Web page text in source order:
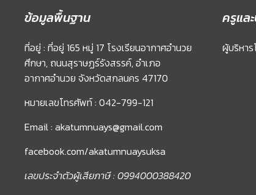
ข้อมูลพื้นฐาน
ที่อยู่ : ที่อยู่ 165 หมู่ 17 โรงเรียนอากาศอำนวย
ศึกษา, ถนนสุราษฏร์รังสรรค์, อำเภอ
อากาศอำนวย จังหวัดสกลนคร 47170
หมายเลขโทรศัพท์ : 042-799-121
Email : akatumnuays@gmail.com
facebook.com/akatumnuaysuksa
เลขประจำตัวผู้เสียภาษี : 0994000388420
ครูแล
ผู้บริหาร